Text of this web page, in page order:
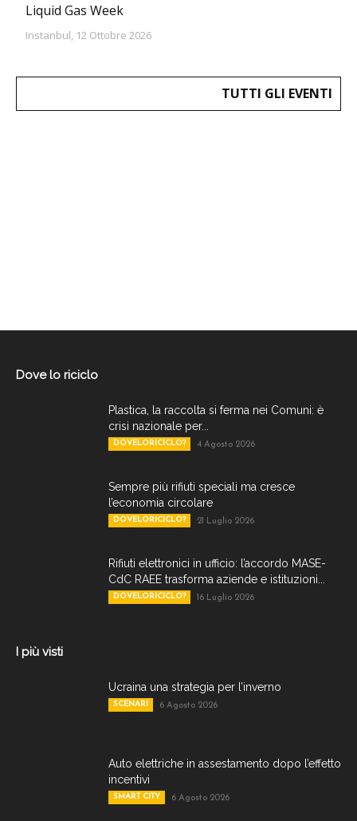
Liquid Gas Week
Instanbul, 12 Ottobre 2026
TUTTI GLI EVENTI
Dove lo riciclo
Plastica, la raccolta si ferma nei Comuni: è
crisi nazionale per...
DOVELORICICLO? 4 Agosto 2026
Sempre più rifiuti speciali ma cresce
l’economia circolare
DOVELORICICLO? 21 Luglio 2026
Rifiuti elettronici in ufficio: l’accordo MASE-
CdC RAEE trasforma aziende e istituzioni...
DOVELORICICLO? 16 Luglio 2026
I più visti
Ucraina una strategia per l’inverno
SCENARI 6 Agosto 2026
Auto elettriche in assestamento dopo l’effetto
incentivi
SMART CITY 6 Agosto 2026